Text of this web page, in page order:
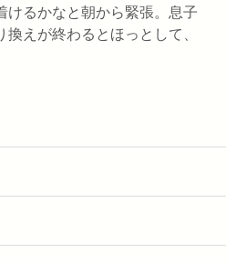
けるかなと朝から緊張。息子
えが終わるとほっとして、